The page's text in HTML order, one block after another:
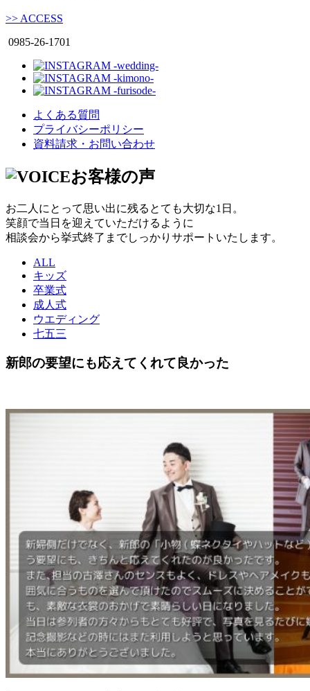
>> ACCESS
0985-26-1701
よくある質問
プライバシーポリシー
資料請求・お問い合わせ
お客様の声
お二人にとって思い出に残るとても大切な1日。
笑顔で当日を迎えていただけるように
相談会から挙式終了までしっかりサポートいたします。
ALL
キッズ
卒業式
成人式
ウエディング
七五三
新郎の要望にも応えてくれて良かった